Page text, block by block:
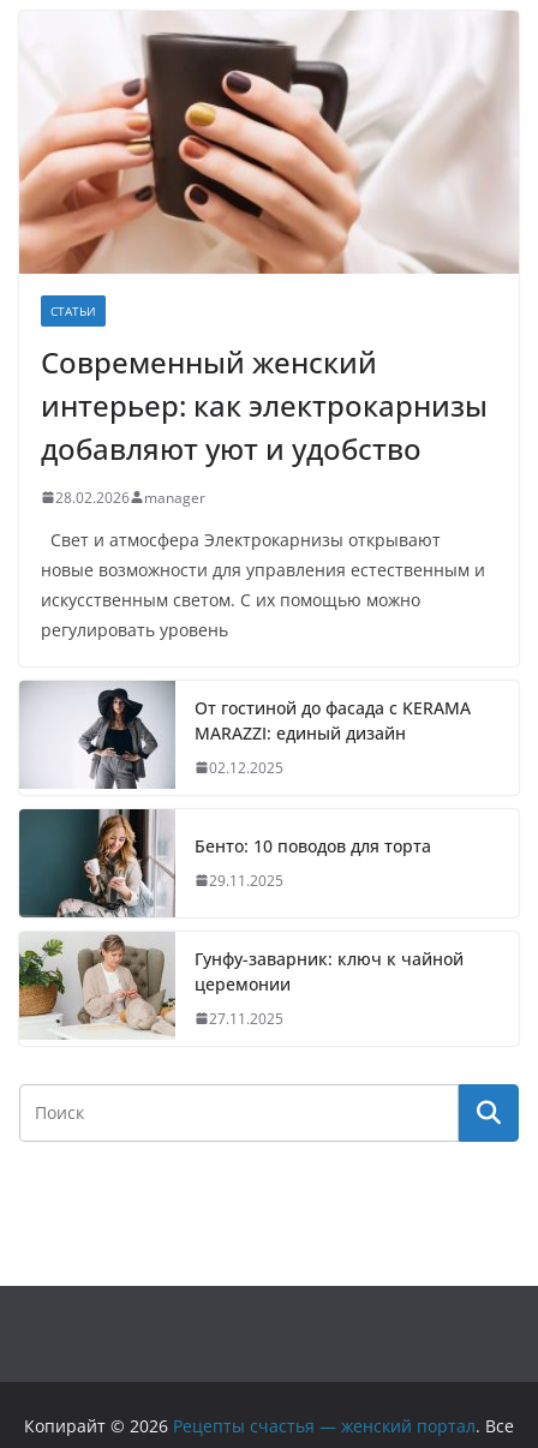
СТАТЬИ
Современный женский
интерьер: как электрокарнизы
добавляют уют и удобство
28.02.2026 manager
Свет и атмосфера Электрокарнизы открывают
новые возможности для управления естественным и
искусственным светом. С их помощью можно
регулировать уровень
От гостиной до фасада с KERAMA
MARAZZI: единый дизайн
02.12.2025
Бенто: 10 поводов для торта
29.11.2025
Гунфу-заварник: ключ к чайной
церемонии
27.11.2025
Копирайт © 2026 Рецепты счастья — женский портал. Все